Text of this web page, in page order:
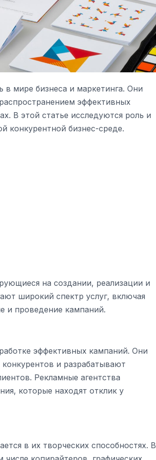
мире бизнеса и маркетинга. Они
эффективных
В этой статье исследуются роль и
конкурентной бизнес-среде.
на создании, реализации и
широкий спектр услуг, включая
и проведение кампаний.
эффективных кампаний. Они
и разрабатывают
Рекламные агентства
которые находят отклик у
в их творческих способностях. В